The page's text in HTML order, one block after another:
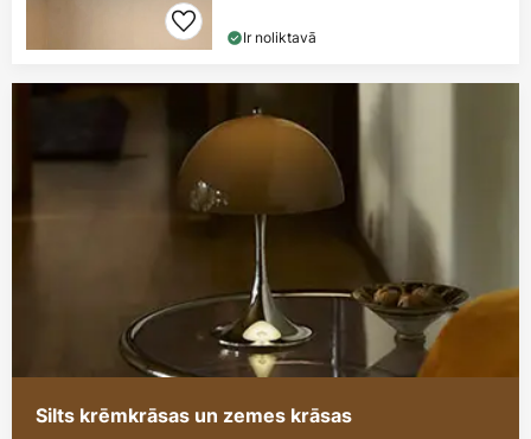
Ir noliktavā
Silts krēmkrāsas un zemes krāsas